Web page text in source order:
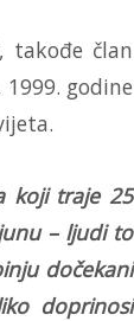
takođe član
godine
koji traje 25
– ljudi to
dočekani
doprinosi